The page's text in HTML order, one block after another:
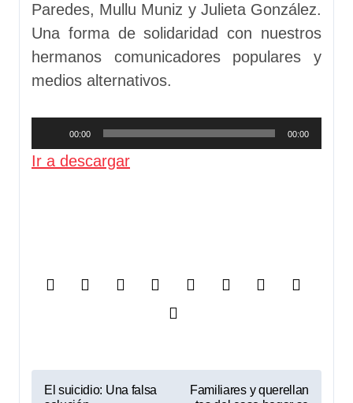
Paredes, Mullu Muniz y Julieta González.
Una forma de solidaridad con nuestros
hermanos comunicadores populares y
medios alternativos.
Reproductor
de
00:00 00:00
Ir a descargar
NEl suicidio: Una falsa
Familiares y querellan